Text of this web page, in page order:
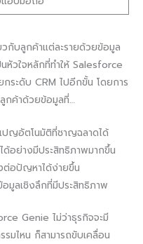
กับลูกค้าแต่ละรายด้วยข้อมูล
หัวใจหลักที่ทำให้ Salesforce
ระดับ CRM ไปอีกขั้น โดยการ
กค้าด้วยข้อมูลที่…
ปญอัตโนมัติที่ชาญฉลาดได้
ด้อย่างมีประสิทธิภาพมากขึ้น
อปัญหาได้ง่ายขึ้น
มูลเชิงลึกที่มีประสิทธิภาพ
Genie ไม่ว่าธุรกิจจะมี
มไหน ก็สามารถขับเคลื่อน